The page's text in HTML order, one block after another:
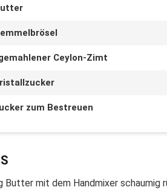
Ceylon-Zimt
zum Bestreuen
mit dem Handmixer schaumig